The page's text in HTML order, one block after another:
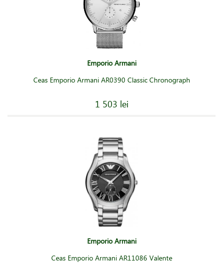
Emporio Armani
Ceas Emporio Armani AR0390 Classic Chronograph
1 503 lei
Emporio Armani
Ceas Emporio Armani AR11086 Valente